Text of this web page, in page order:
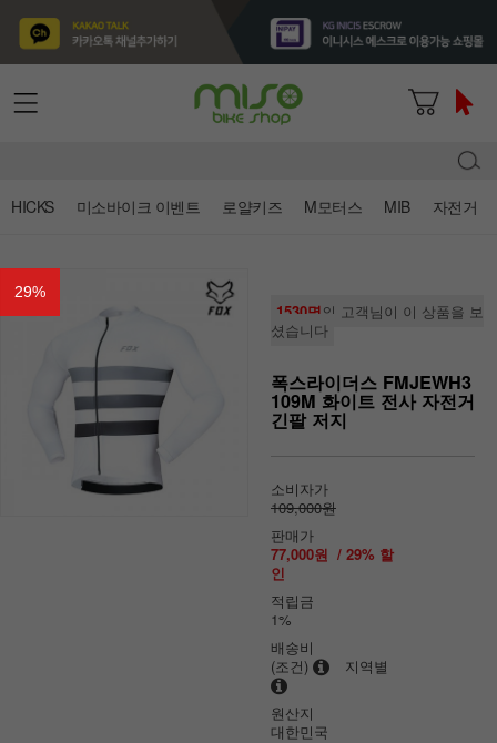
HICKS 미소바이크 이벤트 로얄키즈 M모터스 MIB 자전거
29%
1530명의 고객님이 이 상품을 보
셨습니다
폭스라이더스 FMJEWH3
109M 화이트 전사 자전거
긴팔 저지
소비자가
109,000원
판매가
77,000원 / 29% 할
인
적립금
1%
배송비
(조건)
지역별
원산지
대한민국